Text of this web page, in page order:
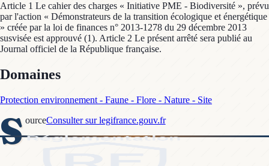
Article 1 Le cahier des charges « Initiative PME - Biodiversité », prévu
par l'action « Démonstrateurs de la transition écologique et énergétique
» créée par la loi de finances n° 2013-1278 du 29 décembre 2013
susvisée est approuvé (1). Article 2 Le présent arrêté sera publié au
Journal officiel de la République française.
Domaines
Protection environnement - Faune - Flore - Nature - Site
S ourceConsulter sur legifrance.gouv.fr